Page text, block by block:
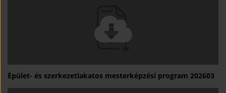
Épület- és szerkezetlakatos mesterképzési program 202603